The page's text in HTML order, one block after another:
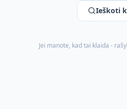
Ieškoti
Jei manote, kad tai klaida -